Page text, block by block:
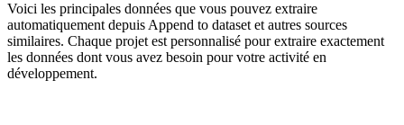
Voici les principales données que vous pouvez extraire
automatiquement depuis Append to dataset et autres sources
similaires. Chaque projet est personnalisé pour extraire exactement
les données dont vous avez besoin pour votre activité en
développement.